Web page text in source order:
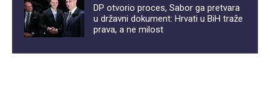
DP otvorio proces, Sabor ga pretvara
u državni dokument: Hrvati u BiH traže
prava, a ne milost